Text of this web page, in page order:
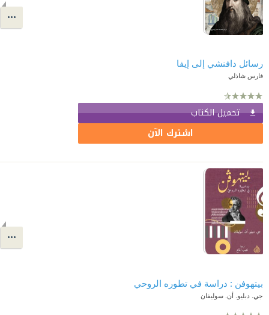
رسائل دافنشي إلى إيفا
فارس شاذلي
تحميل الكتاب
اشترك الآن
بيتهوفن : دراسة في تطوره الروحي
جي. دبليو. أن. سوليفان